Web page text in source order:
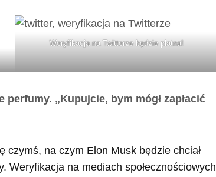
Weryfikacja na Twitterze będzie płatna!
perfumy. „Kupujcie, bym mógł zapłacić
czymś, na czym Elon Musk będzie chciał
Weryfikacja na mediach społecznościowych